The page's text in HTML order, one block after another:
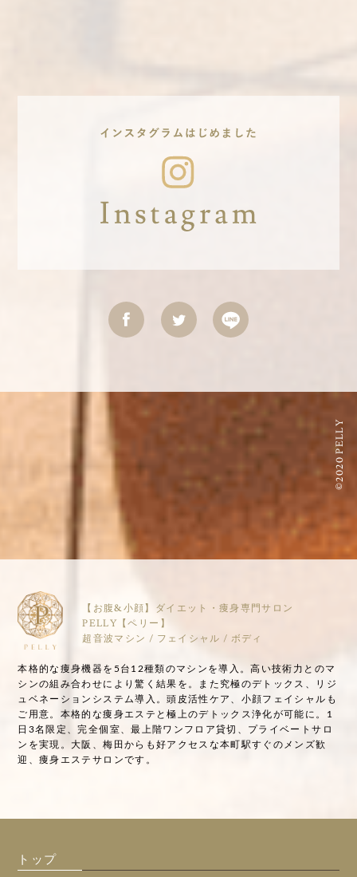
©2020 PELLY
【お腹&小顔】ダイエット・痩身専門サロン
PELLY【ペリー】
超音波マシン / フェイシャル / ボディ
本格的な痩身機器を5台12種類のマシンを導入。高い技術力とのマ
シンの組み合わせにより驚く結果を。また究極のデトックス、リジ
ュベネーションシステム導入。頭皮活性ケア、小顔フェイシャルも
ご用意。本格的な痩身エステと極上のデトックス浄化が可能に。1
日3名限定、完全個室、最上階ワンフロア貸切、プライベートサロ
ンを実現。大阪、梅田からも好アクセスな本町駅すぐのメンズ歓
迎、痩身エステサロンです。
トップ